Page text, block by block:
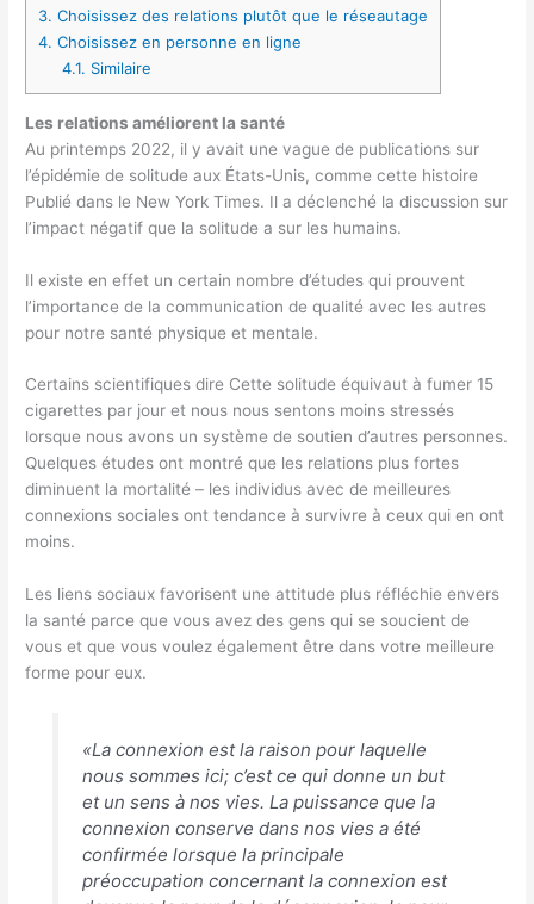
3. Choisissez des relations plutôt que le réseautage
4. Choisissez en personne en ligne
4.1. Similaire
Les relations améliorent la santé
Au printemps 2022, il y avait une vague de publications sur
l’épidémie de solitude aux États-Unis, commecette histoire
Publié dans le New York Times. Il a déclenché la discussion sur
l’impact négatif que la solitude a sur les humains.
Il existe en effet un certain nombre d’études qui prouvent
l’importance de la communication de qualité avec les autres
pour notre santé physique et mentale.
Certains scientifiquesdire Cette solitude équivaut à fumer 15
cigarettes par jour et nous nous sentons moins stressés
lorsque nous avons un système de soutien d’autres personnes.
Quelques études ont montré que les relations plus fortes
diminuent la mortalité – les individus avec de meilleures
connexions sociales ont tendance à survivre à ceux qui en ont
moins.
Les liens sociaux favorisent une attitude plus réfléchie envers
la santé parce que vous avez des gens qui se soucient de
vous et que vous voulez également être dans votre meilleure
forme pour eux.
«La connexion est la raison pour laquelle
nous sommes ici; c’est ce qui donne un but
et un sens à nos vies. La puissance que la
connexion conserve dans nos vies a été
confirmée lorsque la principale
préoccupation concernant la connexion est